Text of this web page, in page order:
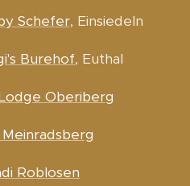
Schefer, Einsiedeln
Burehof, Euthal
Oberiberg
Roblosen